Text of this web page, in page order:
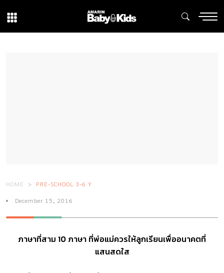
HOME PRE-SCHOOL 3-6 Y
December 15, 2016
ภาษาที่สาม 10 ภาษา ที่พ่อแม่ควรให้ลูกเรียนเพื่ออนาคตที่
แสนสดใส